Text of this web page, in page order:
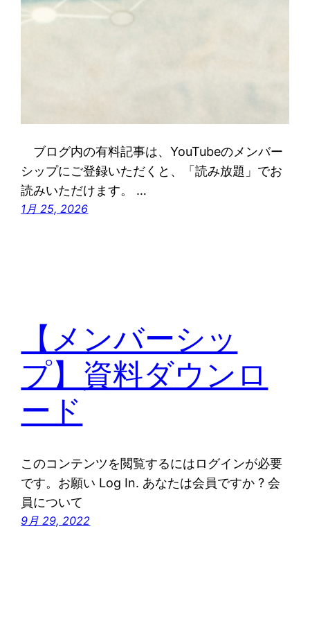
ブログ内の有料記事は、YouTubeのメンバー
シップにご登録いただくと、「読み放題」でお
読みいただけます。 …
1月 25, 2026
【メンバーシッ
プ】資料ダウンロ
ード
このコンテンツを閲覧するにはログインが必要
です。お願い Log In. あなたは会員ですか ? 会
員について
9月 29, 2022